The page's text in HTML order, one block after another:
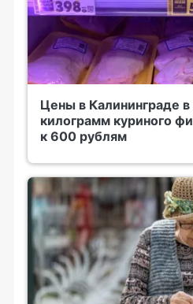
Цены в Калининграде в
килограмм куриного
к 600 рублям